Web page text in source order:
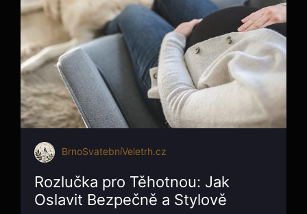
BrnoSvatebníVeletrh.cz
Rozlučka pro Těhotnou: Jak
Oslavit Bezpečně a Stylově